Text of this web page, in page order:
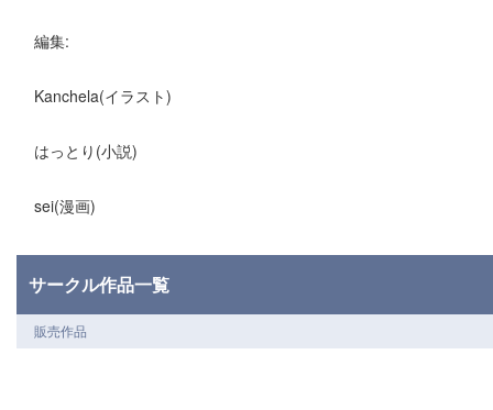
編集:
Kanchela(イラスト)
はっとり(小説)
sei(漫画)
サークル作品一覧
販売作品